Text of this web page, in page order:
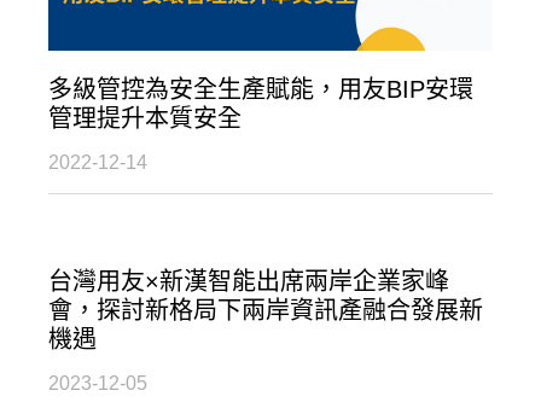
多級管控為安全生產賦能，用友BIP安環
管理提升本質安全
2022-12-14
台灣用友×新漢智能出席兩岸企業家峰
會，探討新格局下兩岸資訊產融合發展新
機遇
2023-12-05